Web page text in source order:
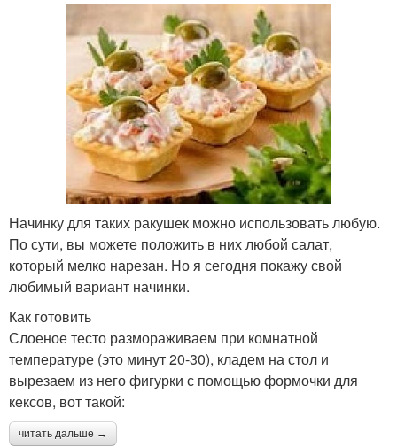
Начинку для таких ракушек можно использовать любую.
По сути, вы можете положить в них любой салат,
который мелко нарезан. Но я сегодня покажу свой
любимый вариант начинки.
Как готовить
Слоеное тесто размораживаем при комнатной
температуре (это минут 20-30), кладем на стол и
вырезаем из него фигурки с помощью формочки для
кексов, вот такой:
читать дальше →